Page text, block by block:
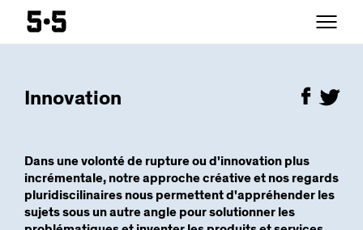
Innovation
Dans une volonté de rupture ou d'innovation plus
incrémentale, notre approche créative et nos regards
pluridiscilinaires nous permettent d'appréhender les
sujets sous un autre angle pour solutionner les